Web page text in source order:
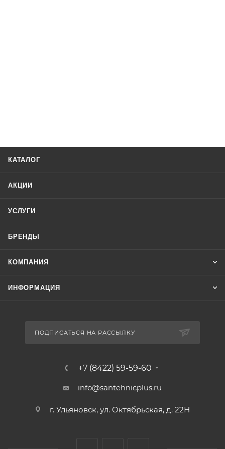
КАТАЛОГ
АКЦИИ
УСЛУГИ
БРЕНДЫ
КОМПАНИЯ
ИНФОРМАЦИЯ
ПОДПИСАТЬСЯ НА РАССЫЛКУ
+7 (8422) 59-59-60
info@santehnicplus.ru
г. Ульяновск, ул. Октябрьская, д. 22Н